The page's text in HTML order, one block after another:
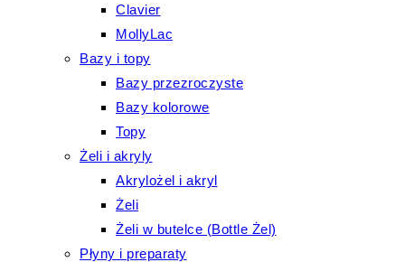
Clavier
MollyLac
Bazy i topy
Bazy przezroczyste
Bazy kolorowe
Topy
Żeli i akryly
Akrylożel i akryl
Żeli
Żeli w butelce (Bottle Żel)
Płyny i preparaty